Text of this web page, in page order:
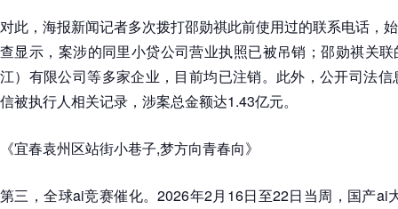
对此，海报新闻记者多次拨打邵勋祺此前使用过的联系电话，
查显示，案涉的同里小贷公司营业执照已被吊销；邵勋祺关
江）有限公司等多家企业，目前均已注销。此外，公开司法
信被执行人相关记录，涉案总金额达1.43亿元。
《宜春袁州区站街小巷子,梦方向青春向》
第三，全球ai竞赛催化。2026年2月16日至22日当周，国产ai